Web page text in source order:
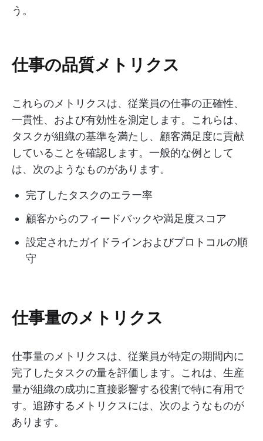
う。
仕事の品質メトリクス
これらのメトリクスは、従業員の仕事の正確性、
一貫性、および有効性を測定します。これらは、
タスクが組織の基準を満たし、顧客満足度に貢献
していることを確認します。一般的な例として
は、次のようなものがあります。
完了したタスクのエラー率
顧客からのフィードバックや満足度スコア
設定されたガイドラインおよびプロトコルの順
守
仕事量のメトリクス
仕事量のメトリクスは、従業員が特定の期間内に
完了したタスクの量を評価します。これは、生産
量が組織の成功に直接影響する役割で特に有用で
す。追跡するメトリクスには、次のようなものが
あります。